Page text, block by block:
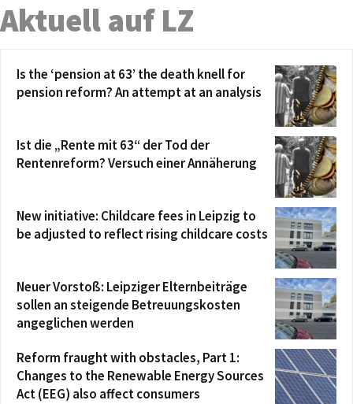
Aktuell auf LZ
Is the ‘pension at 63’ the death knell for
pension reform? An attempt at an analysis
Ist die „Rente mit 63“ der Tod der
Rentenreform? Versuch einer Annäherung
New initiative: Childcare fees in Leipzig to
be adjusted to reflect rising childcare costs
Neuer Vorstoß: Leipziger Elternbeiträge
sollen an steigende Betreuungskosten
angeglichen werden
Reform fraught with obstacles, Part 1:
Changes to the Renewable Energy Sources
Act (EEG) also affect consumers